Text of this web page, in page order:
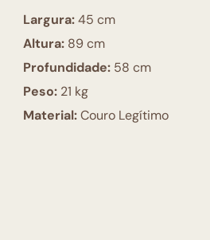
Largura:45 cm
Altura: 89 cm
Profundidade: 58 cm
Peso: 21 kg
Material:Couro Legítimo